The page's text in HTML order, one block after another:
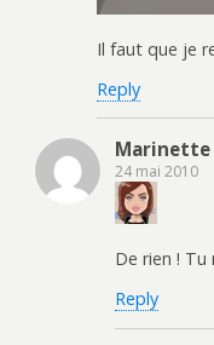
Il faut que je
Reply
Marinette
24 mai 2010
De rien ! Tu
Reply